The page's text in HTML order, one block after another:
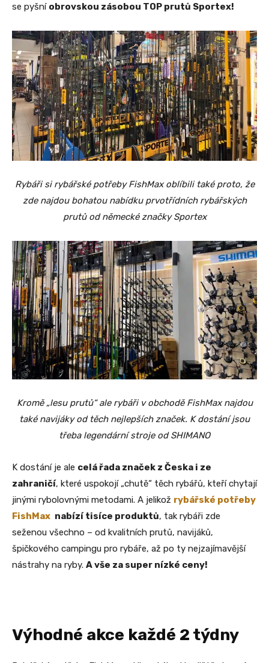
se pyšní obrovskou zásobou TOP prutů Sportex!
Rybáři si rybářské potřeby FishMax oblíbili také proto, že
zde najdou bohatou nabídku prvotřídních rybářských
prutů od německé značky Sportex
Kromě „lesu prutů“ ale rybáři v obchodě FishMax najdou
také navijáky od těch nejlepších značek. K dostání jsou
třeba legendární stroje od SHIMANO
K dostání je ale celá řada značek z Česka i ze
zahraničí, které uspokojí „chutě“ těch rybářů, kteří chytají
jinými rybolovnými metodami. A jelikož rybářské potřeby
FishMax nabízí tisíce produktů, tak rybáři zde
seženou všechno – od kvalitních prutů, navijáků,
špičkového campingu pro rybáře, až po ty nejzajímavější
nástrahy na ryby. A vše za super nízké ceny!
Výhodné akce každé 2 týdny